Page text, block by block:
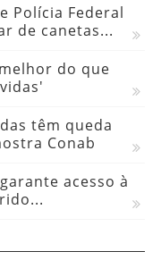
Polícia Federal
de canetas...
do que
têm queda
Conab
acesso à